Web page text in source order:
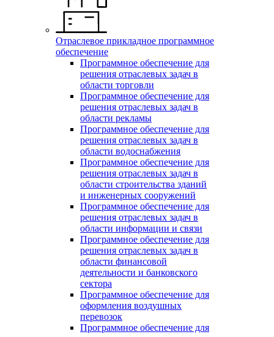
Отраслевое прикладное программное
обеспечение
Программное обеспечение для
решения отраслевых задач в
области торговли
Программное обеспечение для
решения отраслевых задач в
области рекламы
Программное обеспечение для
решения отраслевых задач в
области водоснабжения
Программное обеспечение для
решения отраслевых задач в
области строительства зданий
и инженерных сооружений
Программное обеспечение для
решения отраслевых задач в
области информации и связи
Программное обеспечение для
решения отраслевых задач в
области финансовой
деятельности и банковского
сектора
Программное обеспечение для
оформления воздушных
перевозок
Программное обеспечение для